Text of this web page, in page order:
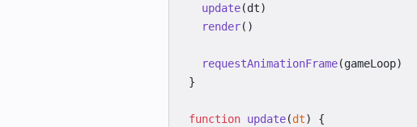
  update
(dt)
  render
()
  requestAnimationFrame
(gameLoop)
}
function update(dt) {